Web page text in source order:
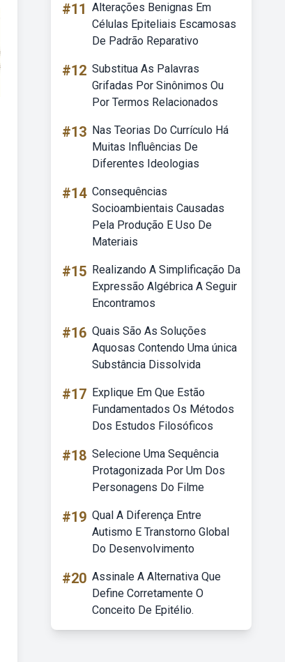
#11 Alterações Benignas Em
Células Epiteliais Escamosas
De Padrão Reparativo
#12 Substitua As Palavras
Grifadas Por Sinônimos Ou
Por Termos Relacionados
#13 Nas Teorias Do Currículo Há
Muitas Influências De
Diferentes Ideologias
#14 Consequências
Socioambientais Causadas
Pela Produção E Uso De
Materiais
#15 Realizando A Simplificação Da
Expressão Algébrica A Seguir
Encontramos
#16 Quais São As Soluções
Aquosas Contendo Uma única
Substância Dissolvida
#17 Explique Em Que Estão
Fundamentados Os Métodos
Dos Estudos Filosóficos
#18 Selecione Uma Sequência
Protagonizada Por Um Dos
Personagens Do Filme
#19 Qual A Diferença Entre
Autismo E Transtorno Global
Do Desenvolvimento
#20 Assinale A Alternativa Que
Define Corretamente O
Conceito De Epitélio.